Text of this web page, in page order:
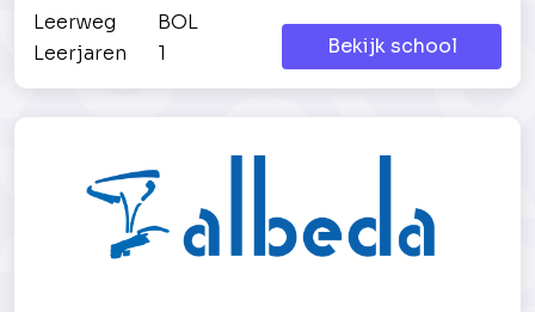
Leerweg
BOL
Leerjaren
1 Bekijk school